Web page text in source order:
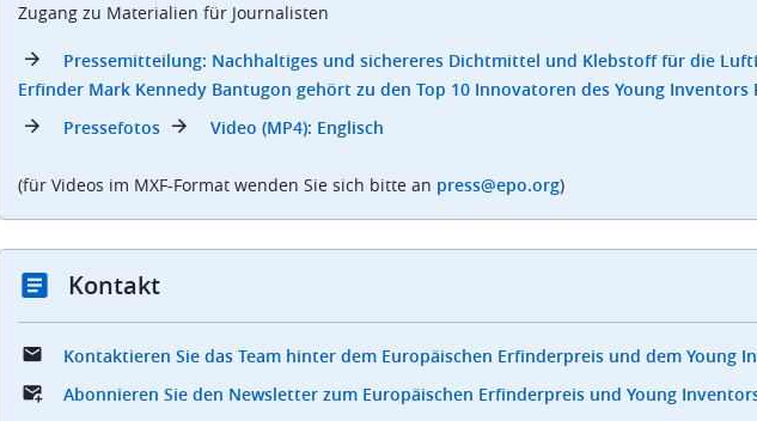
Zugang zu Materialien für Journalisten
Pressemitteilung: Nachhaltiges und sichereres Dichtmittel und Klebstoff für die
Erfinder Mark Kennedy Bantugon gehört zu den Top 10 Innovatoren des Young Inventors
Pressefotos
Video (MP4): Englisch
(für Videos im MXF-Format wenden Sie sich bitte an press@epo.org)
Kontakt
Kontaktieren Sie das Team hinter dem Europäischen Erfinderpreis und dem Young
Abonnieren Sie den Newsletter zum Europäischen Erfinderpreis und Young